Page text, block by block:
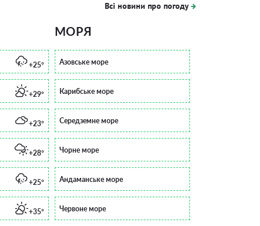
Всі новини про погоду
+25°
+29°
+23°
+28°
+25°
+35°
МОРЯ
Азовське море
Карибське море
Середземне море
Чорне море
Андаманське море
Червоне море